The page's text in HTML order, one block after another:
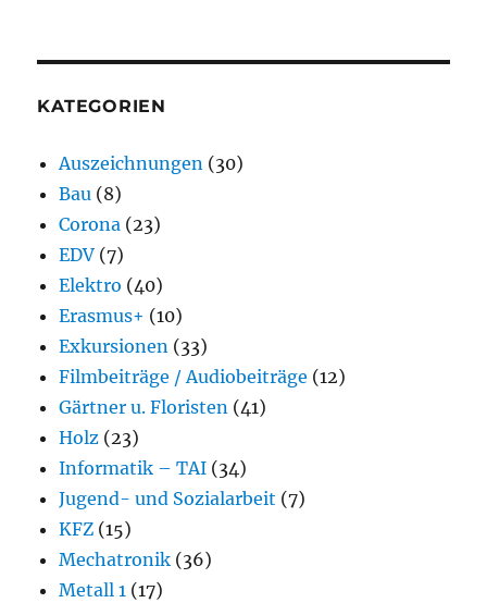
KATEGORIEN
Auszeichnungen (30)
Bau (8)
Corona (23)
EDV (7)
Elektro (40)
Erasmus+ (10)
Exkursionen (33)
Filmbeiträge / Audiobeiträge (12)
Gärtner u. Floristen (41)
Holz (23)
Informatik – TAI (34)
Jugend- und Sozialarbeit (7)
KFZ (15)
Mechatronik (36)
Metall 1 (17)